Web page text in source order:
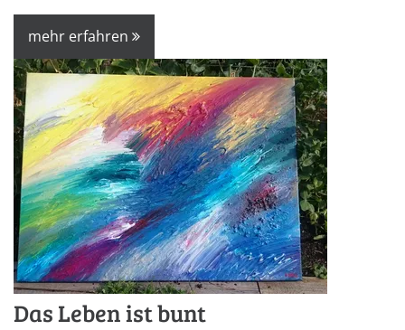
mehr erfahren
Das Leben ist bunt